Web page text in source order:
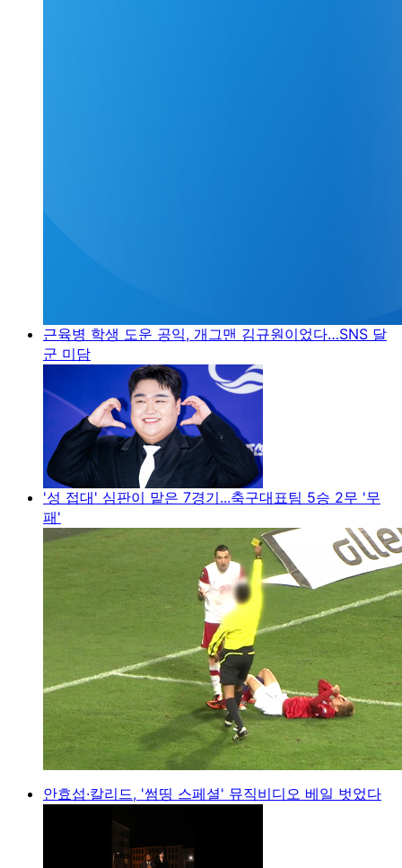
근육병 학생 도운 공익, 개그맨 김규원이었다…SNS 달
군 미담
'성 접대' 심판이 맡은 7경기...축구대표팀 5승 2무 '무
패'
안효섭·칼리드, '썸띵 스페셜' 뮤직비디오 베일 벗었다